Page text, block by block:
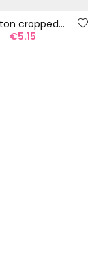
Navy blue cotton cropped leggings
€5.15